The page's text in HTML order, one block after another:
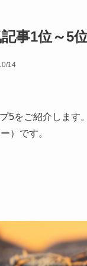
事1位～5
14
5をご紹介します
）です。